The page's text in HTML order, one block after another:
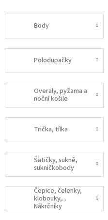
Body
Polodupačky
Overaly, pyžama a
noční košile
Trička, tílka
Šatičky, sukně,
sukničkobody
Čepice, čelenky,
klobouky,...
Nákrčníky